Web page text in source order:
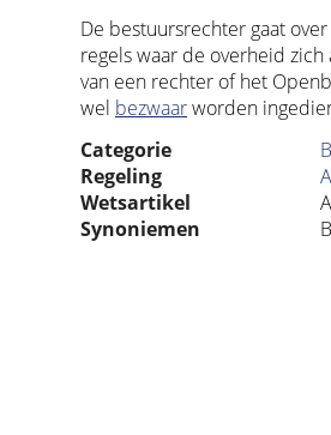
De bestuursrechter gaat
regels waar de overheid
van een rechter of het
wel bezwaarworden
Categorie
Regeling
Wetsartikel
Synoniemen